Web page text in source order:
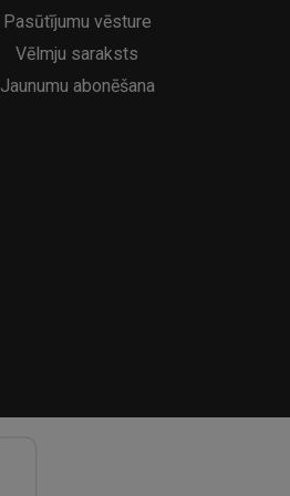
Pasūtījumu vēsture
Vēlmju saraksts
Jaunumu abonēšana